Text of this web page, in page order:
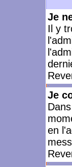
Je
Il y
Je
en